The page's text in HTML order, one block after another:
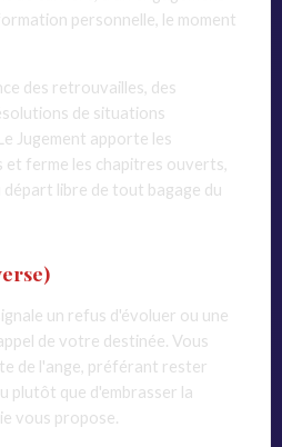
personnelle, le moment
des retrouvailles, des
de situations
Jugement apporte les
et ferme les chapitres ouverts,
libre de tout bagage du
un refus d'évoluer ou une
de votre destinée. Vous
de l'ange, préférant rester
plutôt que d'embrasser la
vous propose.